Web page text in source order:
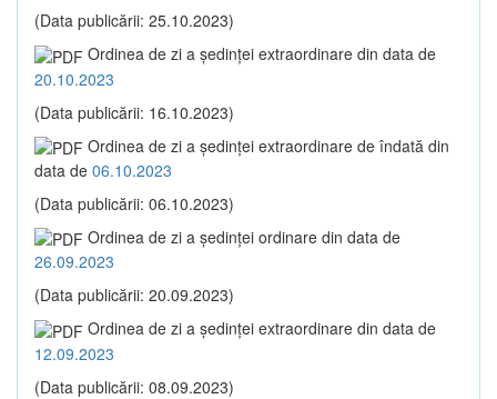
(Data publicării: 25.10.2023)
Ordinea de zi a şedinţei extraordinare din data de
20.10.2023
(Data publicării: 16.10.2023)
Ordinea de zi a şedinţei extraordinare de îndată din
data de 06.10.2023
(Data publicării: 06.10.2023)
Ordinea de zi a şedinţei ordinare din data de
26.09.2023
(Data publicării: 20.09.2023)
Ordinea de zi a şedinţei extraordinare din data de
12.09.2023
(Data publicării: 08.09.2023)